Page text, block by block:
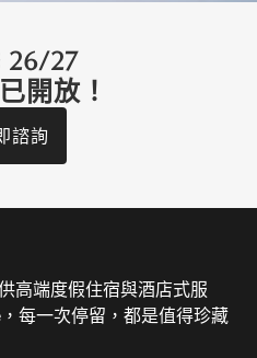
26/27
開放！
諮詢
高端度假住宿與酒店式服
每一次停留，都是值得珍藏